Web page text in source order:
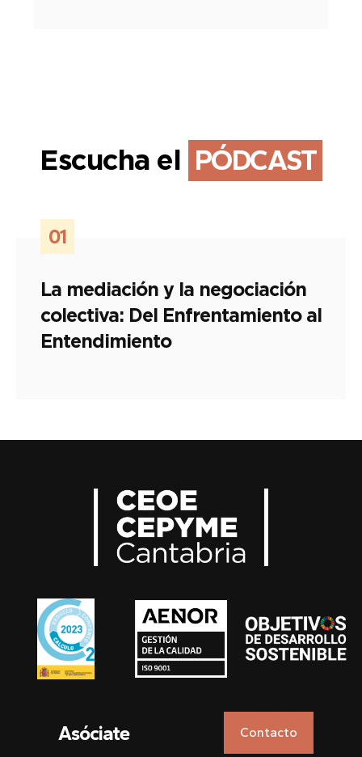
Escucha el PÓDCAST
01
La mediación y la negociación
colectiva: Del Enfrentamiento al
Entendimiento
Asóciate Contacto